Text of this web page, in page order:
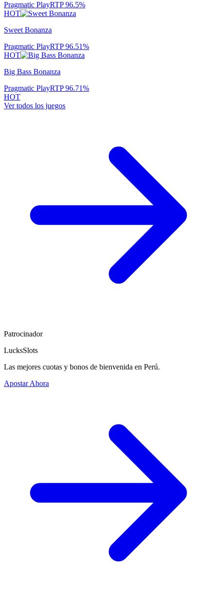
Pragmatic PlayRTP96.5%
HOT
Sweet Bonanza
Pragmatic PlayRTP96.51%
HOT
Big Bass Bonanza
Pragmatic PlayRTP96.71%
HOT
Ver todos los juegos
Patrocinador
LucksSlots
Las mejores cuotas y bonos de bienvenida en Perú.
Apostar Ahora